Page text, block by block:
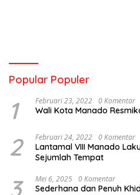
Popular Populer
1 Februari 23, 2022 0 Komentar
Wali Kota Manado
2 Februari 24, 2022 0 Komentar
Lantamal VIII Manado
Sejumlah Tempat
3 Mei 6, 2025 0 Komentar
Sederhana dan Penuh